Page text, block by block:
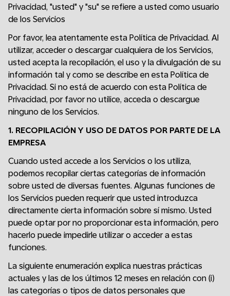
Privacidad, "usted" y "su" se refiere a usted como usuario
de los Servicios
Por favor, lea atentamente esta Política de Privacidad. Al
utilizar, acceder o descargar cualquiera de los Servicios,
usted acepta la recopilación, el uso y la divulgación de su
información tal y como se describe en esta Política de
Privacidad. Si no está de acuerdo con esta Política de
Privacidad, por favor no utilice, acceda o descargue
ninguno de los Servicios.
1. RECOPILACIÓN Y USO DE DATOS POR PARTE DE LA
EMPRESA
Cuando usted accede a los Servicios o los utiliza,
podemos recopilar ciertas categorías de información
sobre usted de diversas fuentes. Algunas funciones de
los Servicios pueden requerir que usted introduzca
directamente cierta información sobre sí mismo. Usted
puede optar por no proporcionar esta información, pero
hacerlo puede impedirle utilizar o acceder a estas
funciones.
La siguiente enumeración explica nuestras prácticas
actuales y las de los últimos 12 meses en relación con (i)
las categorías o tipos de datos personales que